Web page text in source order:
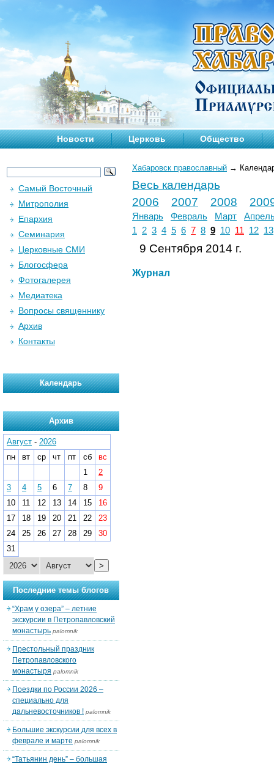
Новости Церковь Общество
Хабаровск православный →
Весь календарь
2006
2007 2008
Январь Февраль Март
1
2 3 4 5 6 7 8 9 10 11 12 13
9 Сентября 2014 г.
Журнал
Самый Восточный
Митрополия
Епархия
Семинария
Церковные СМИ
Блогосфера
Фотогалерея
Медиатека
Вопросы священнику
Архив
Контакты
Календарь
Архив
Август - 2026
пн
вт ср чт пт сб
вс
1
2
3
4 5 6 7 8
9
10
11 12 13 14 15
16
17
18 19 20 21 22
23
24
25 26 27 28 29
30
31
>
Последние темы блогов
“Храм у озера” – летние
экскурсии в Петропавловский
монастырь palomnik
Престольный праздник
Петропавловского
монастыря palomnik
Поездки по России 2026 –
специально для
дальневосточников ! palomnik
Большие экскурсии для всех в
феврале и марте palomnik
“Татьянин день” – большая